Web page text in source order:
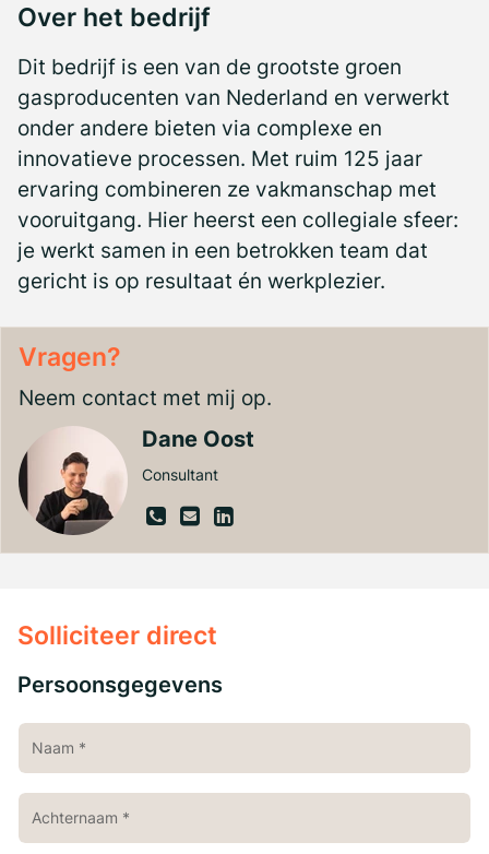
Over het bedrijf
Dit bedrijf is een van de grootste groen
gasproducenten van Nederland en verwerkt
onder andere bieten via complexe en
innovatieve processen. Met ruim 125 jaar
ervaring combineren ze vakmanschap met
vooruitgang. Hier heerst een collegiale sfeer:
je werkt samen in een betrokken team dat
gericht is op resultaat én werkplezier.
Vragen?
Neem contact met mij op.
Dane Oost
Consultant
Solliciteer direct
Persoonsgegevens